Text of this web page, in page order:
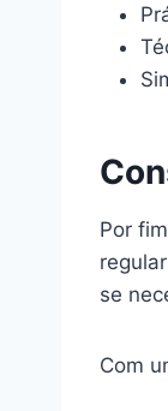
Por
se
Com